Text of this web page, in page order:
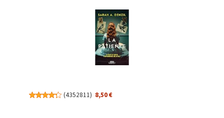
(4352811) 8,50 €